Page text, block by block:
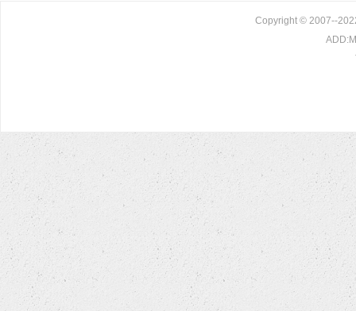
Copyright © 2007--